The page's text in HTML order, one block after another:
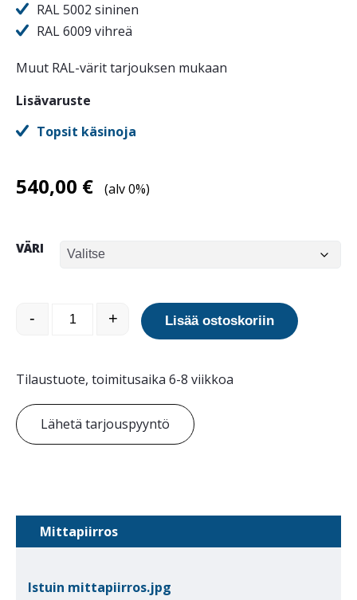
RAL 5002 sininen
RAL 6009 vihreä
Muut RAL-värit tarjouksen mukaan
Lisävaruste
Topsit käsinoja
540,00 € (alv 0%)
VÄRI
Topsit selkänojaton teräsverkkoistuin määrä
- + Lisää ostoskoriin
Tilaustuote, toimitusaika 6-8 viikkoa
Lähetä tarjouspyyntö
Mittapiirros
Istuin mittapiirros.jpg